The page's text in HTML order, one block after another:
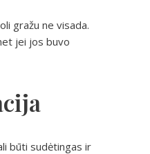
gražu ne visada.
jei jos buvo
būti sudėtingas ir